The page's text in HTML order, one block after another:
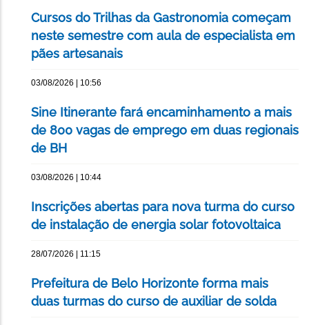
Cursos do Trilhas da Gastronomia começam
neste semestre com aula de especialista em
pães artesanais
03/08/2026 | 10:56
Sine Itinerante fará encaminhamento a mais
de 800 vagas de emprego em duas regionais
de BH
03/08/2026 | 10:44
Inscrições abertas para nova turma do curso
de instalação de energia solar fotovoltaica
28/07/2026 | 11:15
Prefeitura de Belo Horizonte forma mais
duas turmas do curso de auxiliar de solda